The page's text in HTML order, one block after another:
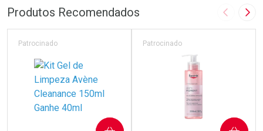
Laboratório
Por Menos
Produtos Recomendados Imagem
Patrocinado Patrocinado